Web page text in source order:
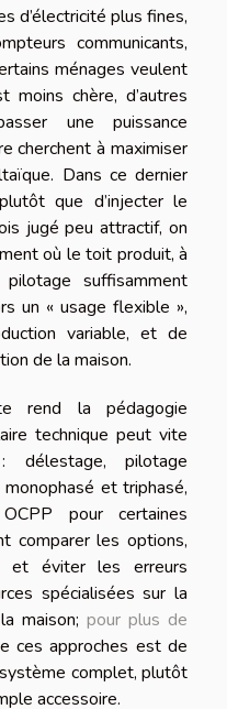
d’électricité plus fines,
communicants,
ménages veulent
moins chère, d’autres
une puissance
cherchent à maximiser
Dans ce dernier
que d’injecter le
jugé peu attractif, on
où le toit produit, à
suffisamment
un « usage flexible »,
variable, et de
de la maison.
rend la pédagogie
technique peut vite
pilotage
et triphasé,
pour certaines
comparer les options,
et éviter les erreurs
spécialisées sur la
maison; pour plus de
ces approches est de
complet, plutôt
accessoire.